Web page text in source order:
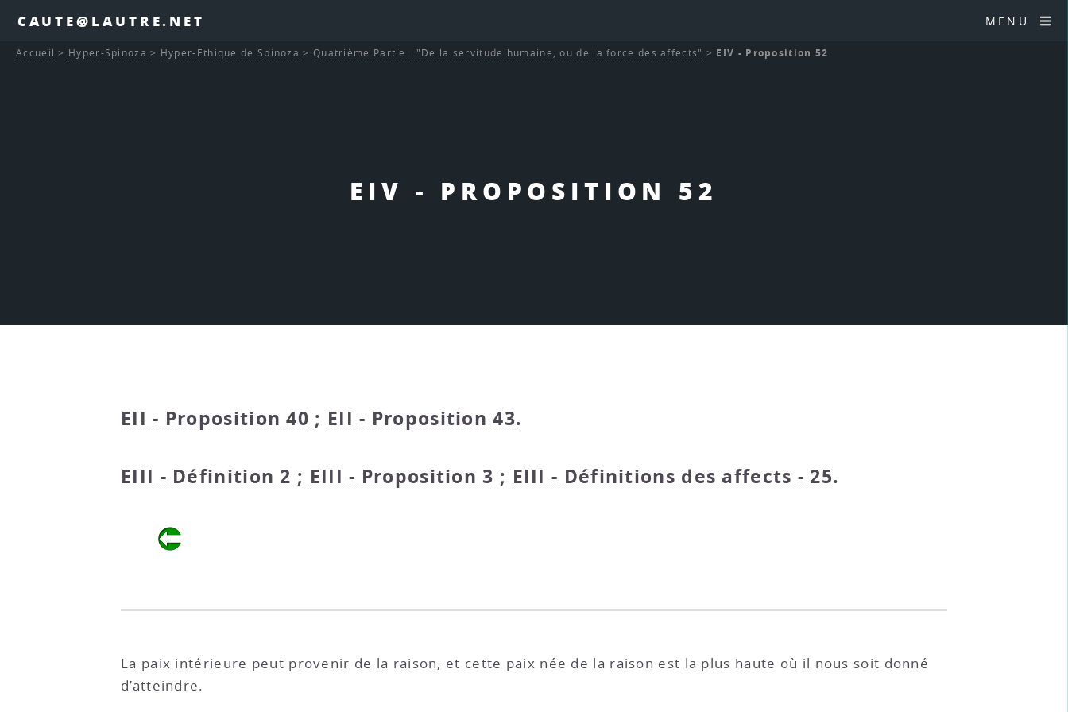
CAUTE@LAUTRE.NET MENU
EIV - PROPOSITION 52
Accueil > Hyper-Spinoza > Hyper-Ethique de Spinoza > Quatrième Partie : "De la servitude humaine, ou de la force des affects" > EIV - Proposition 52
EII - Proposition 40 ; EII - Proposition 43.
EIII - Définition 2 ; EIII - Proposition 3 ; EIII - Définitions des affects - 25.
La paix intérieure peut provenir de la raison, et cette paix née de la raison est la plus haute où il nous soit donné
d’atteindre.